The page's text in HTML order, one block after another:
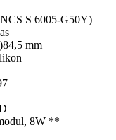
S 6005-G50Y)
84,5 mm
8W **